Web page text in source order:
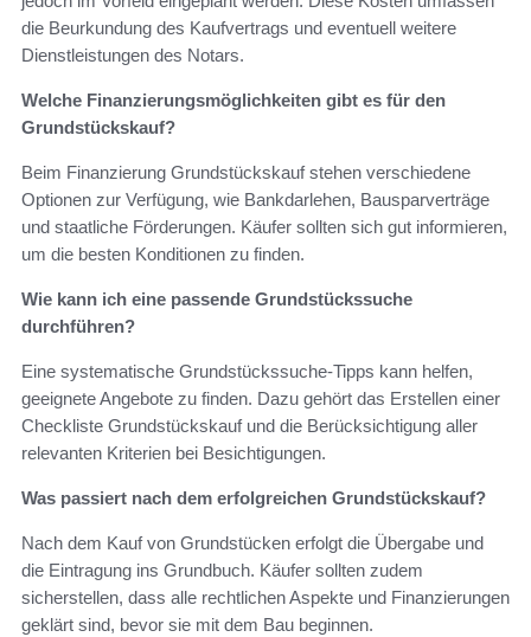
die Beurkundung des Kaufvertrags und eventuell weitere
Dienstleistungen des Notars.
Welche Finanzierungsmöglichkeiten gibt es für den
Grundstückskauf?
Beim Finanzierung Grundstückskauf stehen verschiedene
Optionen zur Verfügung, wie Bankdarlehen, Bausparverträge
und staatliche Förderungen. Käufer sollten sich gut informieren,
um die besten Konditionen zu finden.
Wie kann ich eine passende Grundstückssuche
durchführen?
Eine systematische Grundstückssuche-Tipps kann helfen,
geeignete Angebote zu finden. Dazu gehört das Erstellen einer
Checkliste Grundstückskauf und die Berücksichtigung aller
relevanten Kriterien bei Besichtigungen.
Was passiert nach dem erfolgreichen Grundstückskauf?
Nach dem Kauf von Grundstücken erfolgt die Übergabe und
die Eintragung ins Grundbuch. Käufer sollten zudem
sicherstellen, dass alle rechtlichen Aspekte und Finanzierungen
geklärt sind, bevor sie mit dem Bau beginnen.